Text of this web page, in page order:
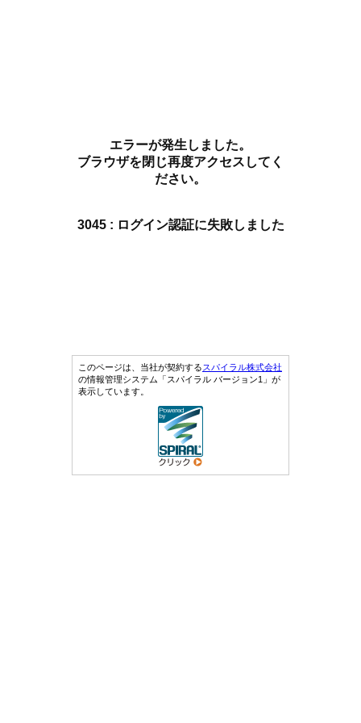
エラーが発生しました。
ブラウザを閉じ再度アクセスしてく
ださい。
3045 : ログイン認証に失敗しました
このページは、当社が契約するスパイラル株式会社
の情報管理システム「スパイラル バージョン1」が
表示しています。